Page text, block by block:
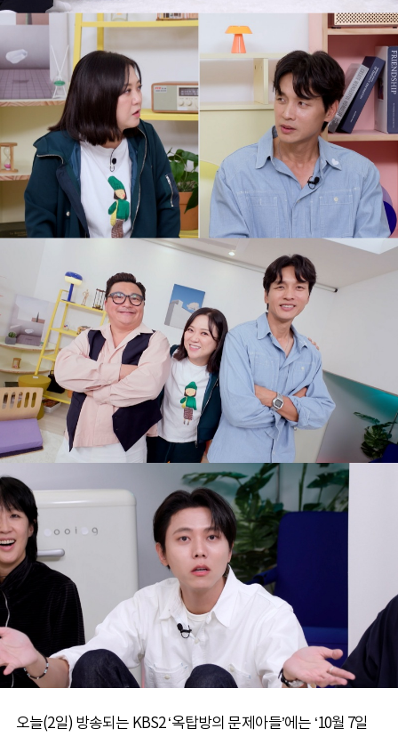
오늘(2일) 방송되는 KBS2 ‘옥탑방의 문제아들’에는 ‘10월 7일